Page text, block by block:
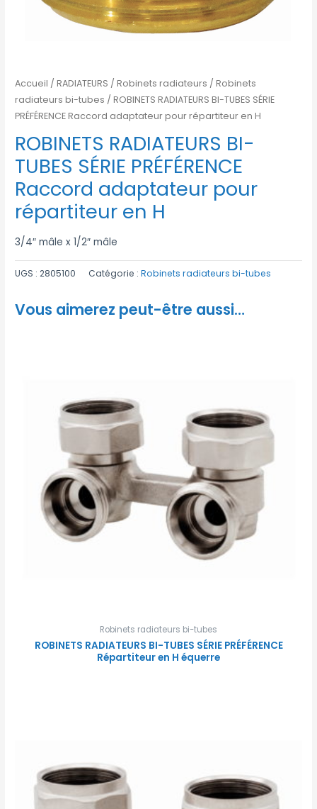
Accueil /RADIATEURS /Robinets radiateurs /Robinets
radiateurs bi-tubes / ROBINETS RADIATEURS BI-TUBES SÉRIE
PRÉFÉRENCE Raccord adaptateur pour répartiteur en H
ROBINETS RADIATEURS BI-
TUBES SÉRIE PRÉFÉRENCE
Raccord adaptateur pour
répartiteur en H
3/4″ mâle x 1/2″ mâle
UGS :2805100 Catégorie :Robinets radiateurs bi-tubes
Vous aimerez peut-être aussi…
Robinets radiateurs bi-tubes
ROBINETS RADIATEURS BI-TUBES SÉRIE PRÉFÉRENCE
Répartiteur en H équerre